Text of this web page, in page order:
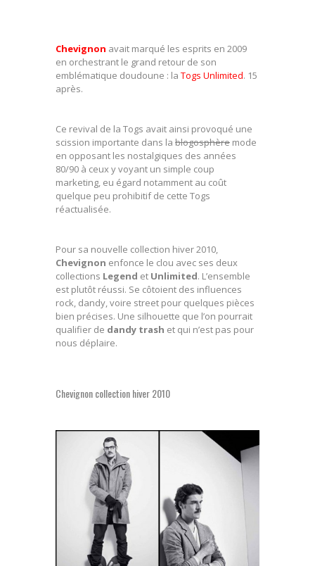
Chevignon avait marqué les esprits en 2009
en orchestrant le grand retour de son
emblématique doudoune : la Togs Unlimited. 15
après.
Ce revival de la Togs avait ainsi provoqué une
scission importante dans la blogosphère mode
en opposant les nostalgiques des années
80/90 à ceux y voyant un simple coup
marketing, eu égard notamment au coût
quelque peu prohibitif de cette Togs
réactualisée.
Pour sa nouvelle collection hiver 2010,
Chevignon enfonce le clou avec ses deux
collections Legend et Unlimited. L’ensemble
est plutôt réussi. Se côtoient des influences
rock, dandy, voire street pour quelques pièces
bien précises. Une silhouette que l’on pourrait
qualifier de dandy trash et qui n’est pas pour
nous déplaire.
Chevignon collection hiver 2010